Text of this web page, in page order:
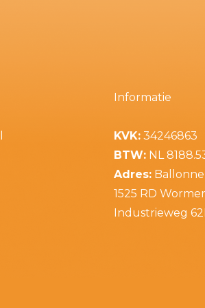
Informatie
KVK: 34246863
BTW: NL
Adres:
1525 RD
Industrieweg